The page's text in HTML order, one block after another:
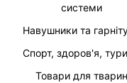
системи
Навушники та
Спорт, здоров'я,
Товари для тварин